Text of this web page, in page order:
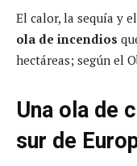
El calor, la sequía y
ola de incendios
hectáreas; según el
Una ola de
sur de